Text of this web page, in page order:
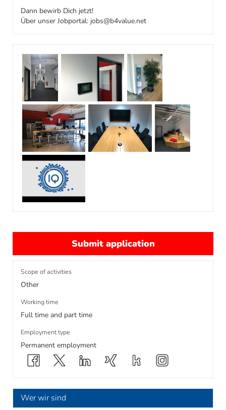
Dann bewirb Dich jetzt!
Über unser Jobportal: jobs@b4value.net
Submit application
Scope of activities
Other
Working time
Full time and part time
Employment type
Permanent employment
Wer wir sind